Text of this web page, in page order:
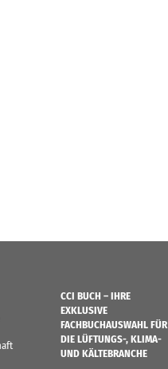
CCI BUCH – IHRE
EXKLUSIVE
FACHBUCHAUSWAHL FÜR
DIE LÜFTUNGS-, KLIMA-
UND KÄLTEBRANCHE